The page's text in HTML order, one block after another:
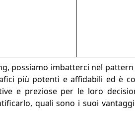
possiamo imbatterci nel
più potenti e affidabili ed è
e preziose per le loro
quali sono i suoi